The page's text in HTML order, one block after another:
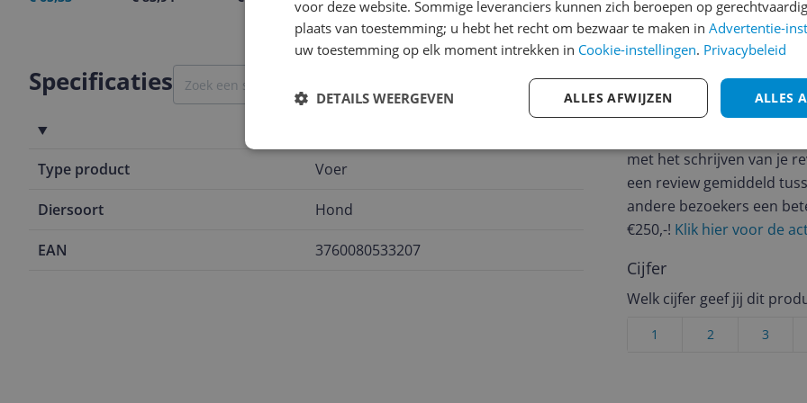
Specificaties
Type product
Voer
Diersoort Hond
EAN 3760080533207
Reviews
Er zijn nog geen
Heb jij dit product in
met het schrijven van je
een review gemiddeld
andere bezoekers een
€250,-! Klik hier voor de
Cijfer
Welk cijfer geef jij dit
3
2
1
voor deze website. Sommige leveranciers kunnen zich beroepen op
plaats van toestemming; u hebt het recht om bezwaar te maken in Advertentie-
uw toestemming op elk moment intrekken in Cookie-instellingen. Privacybeleid
ALLES
ALLES AFWIJZEN
DETAILS WEERGEVEN